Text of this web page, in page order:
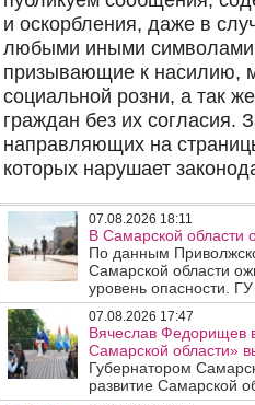
07.08.2026 18:11
В Самарской области
По данным
Самарской области
уровень опасности.
07.08.2026 17:47
Вячеслав Федорищев
Самарской области»
Губернатором
развитие Самарской